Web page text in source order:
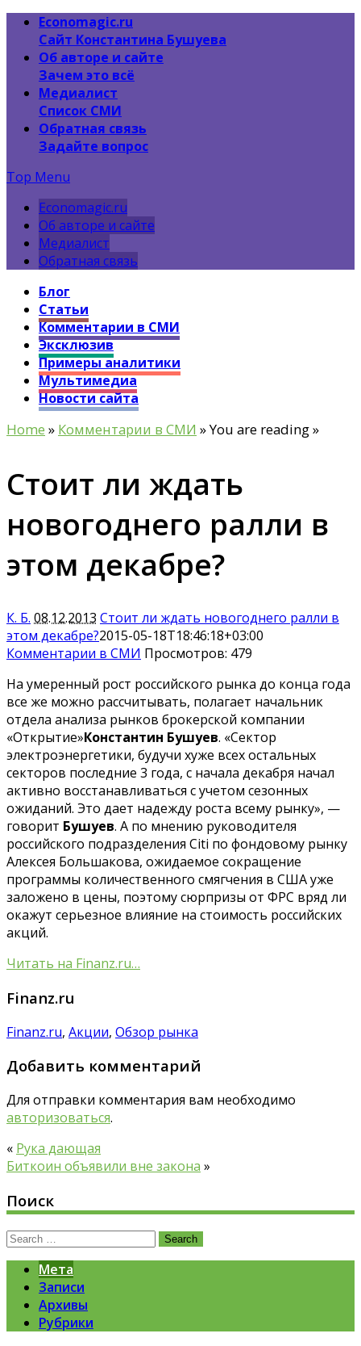
Economagic.ru
Сайт Константина Бушуева
Об авторе и сайте
Зачем это всё
Медиалист
Список СМИ
Обратная связь
Задайте вопрос
Top Menu
Economagic.ru
Об авторе и сайте
Медиалист
Обратная связь
Блог
Статьи
Комментарии в СМИ
Эксклюзив
Примеры аналитики
Мультимедиа
Новости сайта
Home » Комментарии в СМИ » You are reading »
Стоит ли ждать
новогоднего ралли в
этом декабре?
К. Б. 08.12.2013 Стоит ли ждать новогоднего ралли в
этом декабре?2015-05-18T18:46:18+03:00
Комментарии в СМИ Просмотров: 479
На умеренный рост российского рынка до конца года
все же можно рассчитывать, полагает начальник
отдела анализа рынков брокерской компании
«Открытие»Константин Бушуев. «Сектор
электроэнергетики, будучи хуже всех остальных
секторов последние 3 года, с начала декабря начал
активно восстанавливаться с учетом сезонных
ожиданий. Это дает надежду роста всему рынку», —
говорит Бушуев. А по мнению руководителя
российского подразделения Citi по фондовому рынку
Алексея Большакова, ожидаемое сокращение
программы количественного смягчения в США уже
заложено в цены, поэтому сюрпризы от ФРС вряд ли
окажут серьезное влияние на стоимость российских
акций.
Читать на Finanz.ru…
Finanz.ru
Finanz.ru, Акции, Обзор рынка
Добавить комментарий
Для отправки комментария вам необходимо
авторизоваться.
« Рука дающая
Биткоин объявили вне закона »
Поиск
Search
Мета
Записи
Архивы
Рубрики